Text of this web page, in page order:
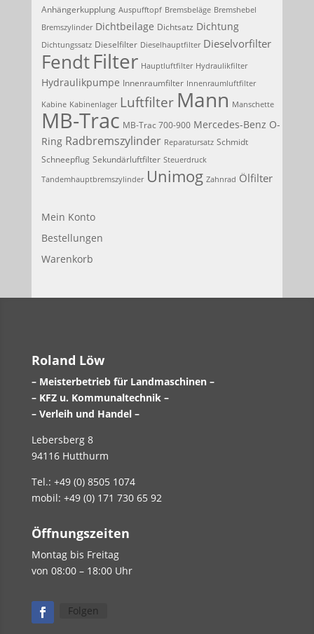
Anhängerkupplung Auspufftopf Bremsbeläge Bremshebel
Bremszylinder Dichtbeilage Dichtsatz Dichtung
Dichtungssatz Dieselfilter Dieselhauptfilter Dieselvorfilter
FendtFilter Hauptluftfilter Hydraulikfilter
Hydraulikpumpe Innenraumfilter Innenraumluftfilter
Kabine Kabinenlager Luftfilter Mann Manschette
MB-Trac MB-Trac 700-900 Mercedes-Benz O-
Ring Radbremszylinder Reparatursatz Schmidt
Schneepflug Sekundärluftfilter Steuerdruck
Tandemhauptbremszylinder Unimog Zahnrad Ölfilter
Mein Konto
Bestellungen
Warenkorb
Roland Löw
– Meisterbetrieb für Landmaschinen –
– KFZ u. Kommunaltechnik –
– Verleih und Handel –
Lebersberg 8
94116 Hutthurm
Tel.: +49 (0) 8505 1074
mobil: +49 (0) 171 730 65 92
Öffnungszeiten
Montag bis Freitag
von 08:00 – 18:00 Uhr
Folgen